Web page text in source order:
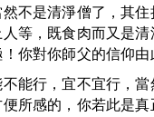
不是清淨僧了，其
等，既食肉而又是
你對你師父的信仰由
行，宜不宜行，當
所感的，你若此是